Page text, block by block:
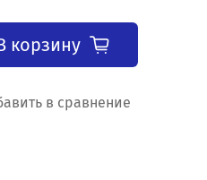
в сравнение
корзину